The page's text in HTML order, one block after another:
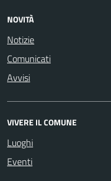
NOVITÀ
Notizie
Comunicati
Avvisi
VIVERE IL COMUNE
Luoghi
Eventi